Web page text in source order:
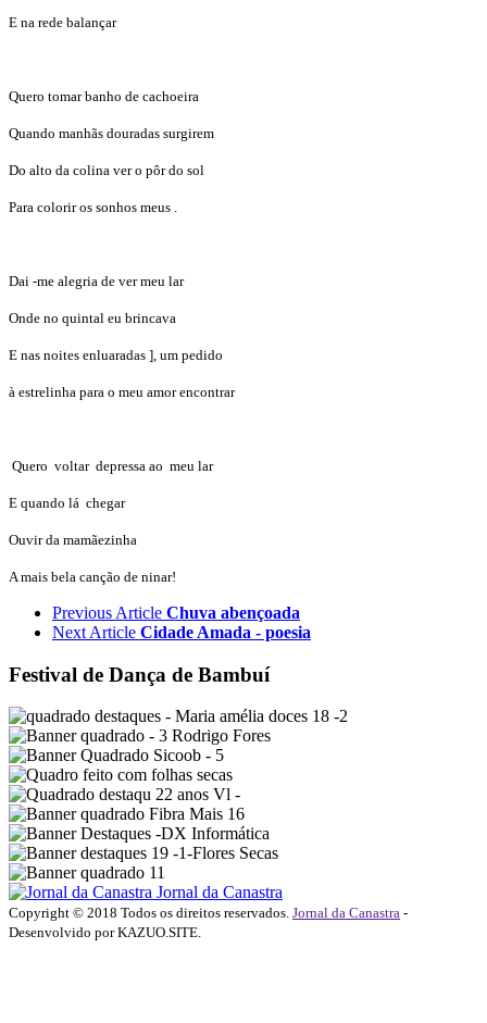
E na rede balançar
Quero tomar banho de cachoeira
Quando manhãs douradas surgirem
Do alto da colina ver o pôr do sol
Para colorir os sonhos meus .
Dai -me alegria de ver meu lar
Onde no quintal eu brincava
E nas noites enluaradas ], um pedido
à estrelinha para o meu amor encontrar
Quero voltar depressa ao meu lar
E quando lá chegar
Ouvir da mamãezinha
A mais bela canção de ninar!
Previous Article Chuva abençoada
Next Article Cidade Amada - poesia
Festival de Dança de Bambuí
Jornal da Canastra
Copyright © 2018 Todos os direitos reservados. Jornal da Canastra -
Desenvolvido por KAZUO.SITE.